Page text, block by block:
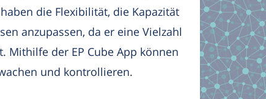
die Flexibilität, die Kapazität
anzupassen, da er eine Vielzahl
Mithilfe der EP Cube App können
und kontrollieren.